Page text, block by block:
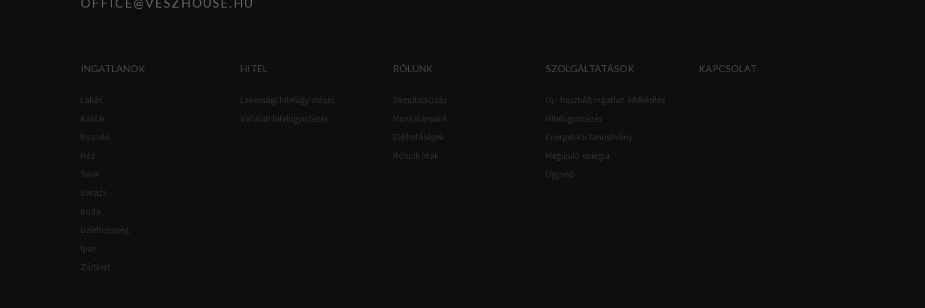
INGATLANOK
Lakás
Raktár
Nyaraló
Ház
Telek
Garázs
Iroda
Üzlethelyiség
Ipari
Zártkert
HITEL
Lakossági hitelügyintézés
Vállalati hitelügyintézés
RÓLUNK
Bemutatkozás
Munkatársaink
Elérhetőségek
Rólunk írták
SZOLGÁLTATÁSOK
Új - használt ingatlan értékésítés
Hitelügyintézés
Energetikai tanúsítvány
Megújuló energia
Ügyvéd
KAPCSOLAT